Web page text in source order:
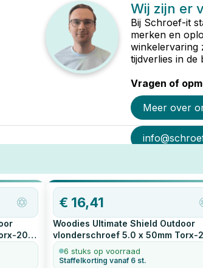
Wij zijn er
Bij Schroef-it
merken en
winkelervaring
tijdverlies in de
Vragen of
Meer over
20
€ 16,41
Woodies Ultimate Shield Outdoor
vlonderschroef 5.0 x 50mm Torx-
200
stuks
6 stuks op voorraad
Staffelkorting vanaf 6 st.